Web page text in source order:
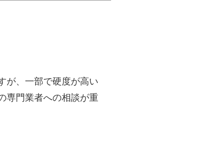
が、一部で硬度が高い
専門業者への相談が重